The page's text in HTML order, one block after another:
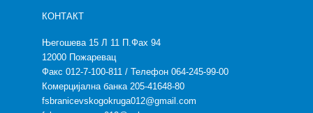
КОНТАКТ
Његошева 15 Л 11 П.Фах 94
12000 Пожаревац
Факс 012-7-100-811 / Телефон 064-245-99-00
Комерцијална банка 205-41648-80
fsbranicevskogokruga012@gmail.com